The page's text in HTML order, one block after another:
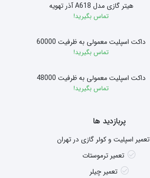
هیتر گازی مدل A618 آذر تهویه
تماس بگیرید!
داکت اسپلیت معمولی به ظرفیت 60000
تماس بگیرید!
داکت اسپلیت معمولی به ظرفیت 48000
تماس بگیرید!
پربازدید ها
تعمیر اسپلیت و کولر گازی در تهران
تعمیر ترموستات
تعمیر چیلر